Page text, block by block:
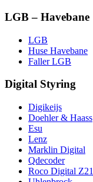
LGB – Havebane
LGB
Huse Havebane
Faller LGB
Digital Styring
Digikeijs
Doehler & Haass
Esu
Lenz
Marklin Digital
Qdecoder
Roco Digital Z21